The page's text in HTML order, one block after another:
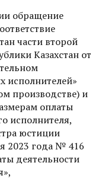
обращение
части второй
Казахстан от
исполнителей»
производстве) и
оплаты
исполнителя,
юстиции
2023 года № 416
деятельности